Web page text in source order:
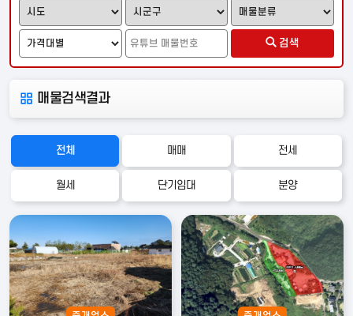
검색
매물검색결과
전체 매매 전세
월세 단기임대 분양
위치 및 주변시설
편의시설 안전시설 교육시설